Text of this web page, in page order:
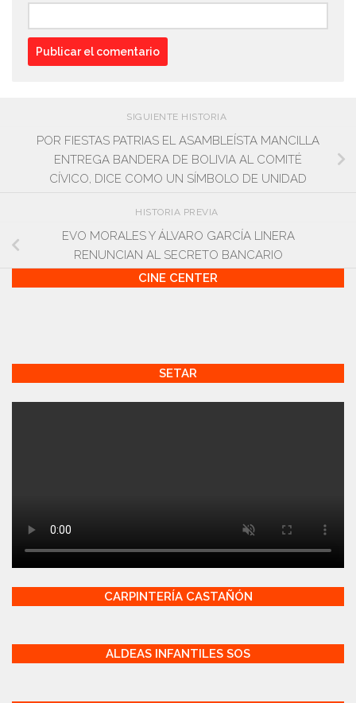
SIGUIENTE HISTORIA
POR FIESTAS PATRIAS EL ASAMBLEÍSTA MANCILLA
ENTREGA BANDERA DE BOLIVIA AL COMITÉ
CÍVICO, DICE COMO UN SÍMBOLO DE UNIDAD
HISTORIA PREVIA
EVO MORALES Y ÁLVARO GARCÍA LINERA
RENUNCIAN AL SECRETO BANCARIO
CINE CENTER
SETAR
CARPINTERÍA CASTAÑÓN
ALDEAS INFANTILES SOS